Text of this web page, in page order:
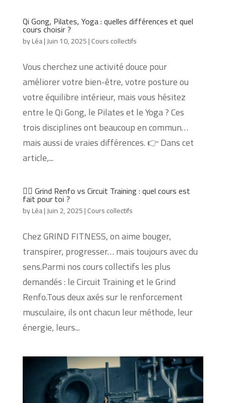
Qi Gong, Pilates, Yoga : quelles différences et quel
cours choisir ?
byLéa|Juin 10, 2025|Cours collectifs
Vous cherchez une activité douce pour
améliorer votre bien-être, votre posture ou
votre équilibre intérieur, mais vous hésitez
entre le Qi Gong, le Pilates et le Yoga ? Ces
trois disciplines ont beaucoup en commun…
mais aussi de vraies différences. 👉 Dans cet
article,...
🏋️‍♀️ Grind Renfo vs Circuit Training : quel cours est
fait pour toi ?
byLéa|Juin 2, 2025|Cours collectifs
Chez GRIND FITNESS, on aime bouger,
transpirer, progresser… mais toujours avec du
sens.Parmi nos cours collectifs les plus
demandés : le Circuit Training et le Grind
Renfo.Tous deux axés sur le renforcement
musculaire, ils ont chacun leur méthode, leur
énergie, leurs...